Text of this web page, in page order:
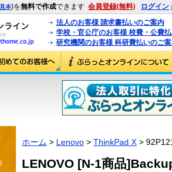
見本)を無料で作成できます 会員登録(無料) ログイン
法人のお客様 請求書払いのご案内
学校・官公庁のお客様 校費・公費
研究機関のお客様 科研費払いのご
ホーム > Lenovo > ThinkPad X >
LENOVO [N-1商品